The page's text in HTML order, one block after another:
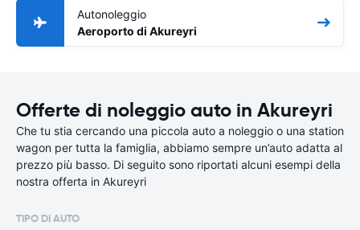
Autonoleggio
Aeroporto di Akureyri
Offerte di noleggio auto in Akureyri
Che tu stia cercando una piccola auto a noleggio o una station
wagon per tutta la famiglia, abbiamo sempre un’auto adatta al
prezzo più basso. Di seguito sono riportati alcuni esempi della
nostra offerta in Akureyri
TIPO DI AUTO